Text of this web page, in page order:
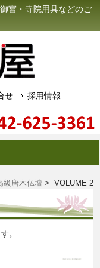
宮・寺院用具などのご
せ 採用情報
級唐木仏壇 > VOLUME 2
。